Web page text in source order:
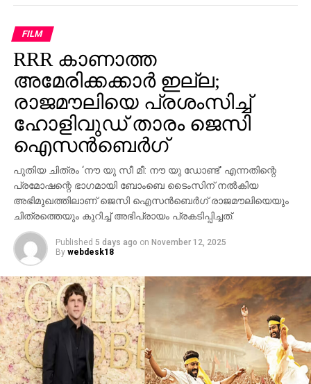
ട്രെന്‍ഡിങ് പട്ടികയില്‍ മുന്നിലാണ്. 130ണ്മ100 അടി
വലുപ്പത്തിലുള്ള പ്രത്യേക സ്‌ക്രീനില്‍ പ്രേക്ഷകര്‍ക്ക്
മുന്നില്‍ ട്രെയിലര്‍ പ്രദര്‍ശിപ്പിച്ചു.
ട്രെയിലര്‍ സി.ഇ. 512-ലെ വാരണാസിയുടെ
ദൃശ്യങ്ങളോടെ തുടങ്ങുന്നു. തുടര്‍ന്ന് 2027ല്‍
ഭൂമിയിലേക്ക് വരുന്നു എന്നു കാണിക്കുന്ന ‘ശാംഭവി’ എന്ന
ഛിന്നഗ്രഹം, അന്റാര്‍ട്ടിക്കയിലെ റോസ് ഐസ്
ഷെല്‍ഫ്, ആഫ്രിക്കയിലെ അംബോസെലി വനം,
ബി.സി.ഇ 7200-ലെ ലങ്കാനഗരം, വാരണാസിയിലെ
മണികര്‍ണികാ ഘട്ട് തുടങ്ങിയ ഭീമാകാര
ദൃശ്യവിശേഷങ്ങള്‍ അതിശയത്തോടെ
അവതരിപ്പിക്കുന്നു.
കയ്യില്‍ ത്രിശൂലം പിടിച്ച് കാളയുടെ പുറത്ത്
സവാരിയുമായി എത്തുന്ന രുദ്രയായി മഹേഷ്
ബാബുവിന്റെ എന്‍ട്രിയാണ് ട്രെയിലറിന്റെ ഹൈലൈറ്റ്.
അതേപോലെ, വേദിയിലേക്കും മഹേഷ് ബാബു
കാളപ്പുറത്ത് സവാരിയായി എത്തിയപ്പോള്‍ 60,000-
ത്തിലധികം പ്രേക്ഷകര്‍ കൈയ്യടി മുഴക്കി വരവേറ്റു.
ഐമാക്‌സ് ഫോര്‍മാറ്റിലാണ് ഈ ചിത്രം ഒരുക്കുന്നത്.
അതിനാല്‍ തന്നെ തിയേറ്ററുകളില്‍ അത്ഭുതകരമായ
FILM
RRR കാണാത്ത
അമേരിക്കക്കാര്‍ ഇല്ല;
രാജമൗലിയെ പ്രശംസിച്ച്
ഹോളിവുഡ് താരം ജെസി
ഐസന്‍ബെര്‍ഗ്
പുതിയ ചിത്രം ‘നൗ യു സീ മീ: നൗ യു ഡോണ്ട്’ എന്നതിന്റെ
പ്രമോഷന്റെ ഭാഗമായി ബോംബെ ടൈംസിന് നല്‍കിയ
അഭിമുഖത്തിലാണ് ജെസി ഐസന്‍ബെര്‍ഗ് രാജമൗലിയെയും
ചിത്രത്തെയും കുറിച്ച് അഭിപ്രായം പ്രകടിപ്പിച്ചത്.
Published 5 days ago on November 12, 2025
By webdesk18